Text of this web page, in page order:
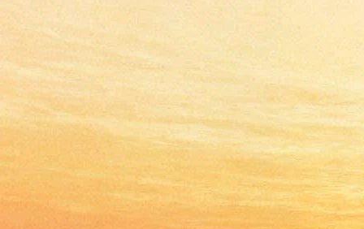
Группа HIM завершает
карьеру и прощается с
Петербургом
Версия для печати